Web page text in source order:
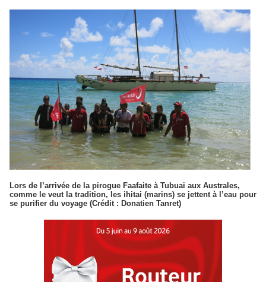
Lors de l’arrivée de la pirogue Faafaite à Tubuai aux Australes,
comme le veut la tradition, les ihitai (marins) se jettent à l’eau pour
se purifier du voyage (Crédit : Donatien Tanret)